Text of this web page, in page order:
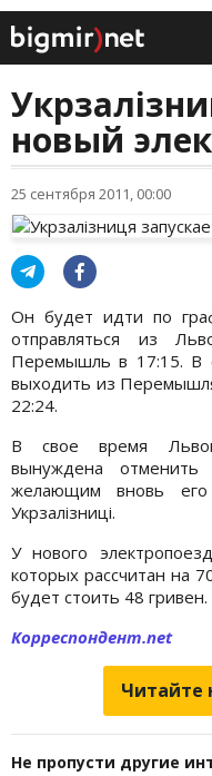
новый
25 сентября 2011, 00:00
Он будет идти по
отправляться из
Перемышль в 17:15. В
выходить из
22:24.
В свое время
вынуждена
желающим вновь его
Укрзалізниці.
У нового
которых рассчитан на
будет стоить 48 гривен.
Корреспондент.net
Читайте
Не пропусти другие